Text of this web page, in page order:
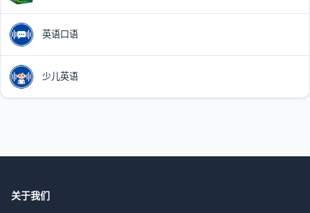
英语口语
少儿英语
关于我们